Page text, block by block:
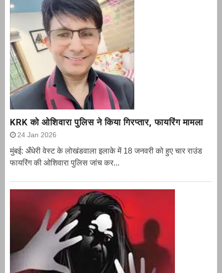
KRK को ओशिवारा पुलिस ने किया गिरप्तार, फायरिंग मामला
24 Jan 2026
मुंबई: अँधेरी वेस्ट के लोखंडवाला इलाके में 18 जनवरी को हुए चार राउंड
फायरिंग की ओशिवारा पुलिस जांच कर...